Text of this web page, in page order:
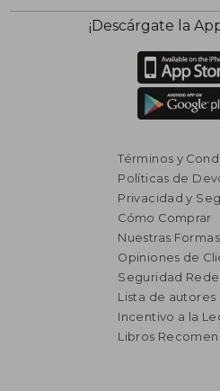
₡ 10.484
¡Descárgate la
Términos y
Políticas de
Privacidad y
Cómo Comprar
Nuestras
Opiniones de
Seguridad
Lista de autores
Incentivo a la
Libros